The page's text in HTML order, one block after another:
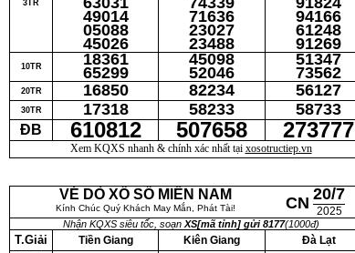
3TR
10TR
20TR
30TR
ĐB
49014
05088
45026
18361
65299
16850
17318
610812
71636
23027
23488
45098
52046
82234
58233
507658
94166
61248
91269
51347
73562
56127
58733
273777
Xem KQXS nhanh & chính xác nhất tại xosotructiep.vn
VÉ DÒ XỔ SỐ MIỀN NAM
Kính Chúc Quý Khách May Mắn, Phát Tài! CN 20/7
2025
Nhận KQXS siêu tốc, soạn XS[mã tỉnh] gửi 8177(1000đ)
T.Giải
Tiền Giang
Kiên Giang
Đà Lạt